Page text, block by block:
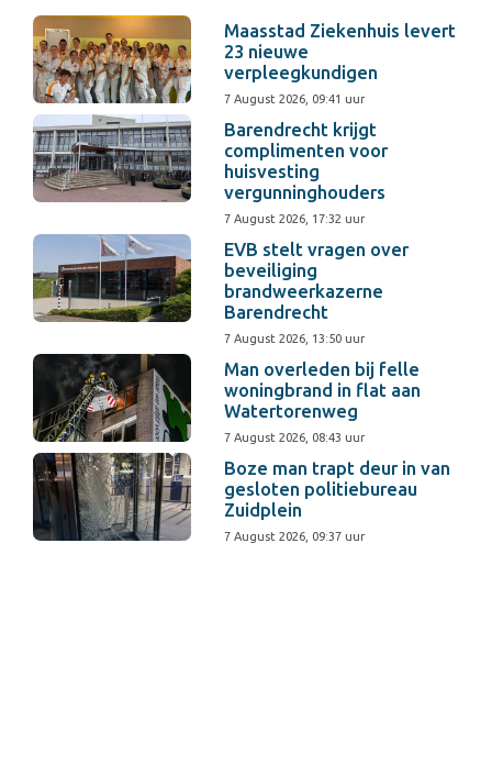
Maasstad Ziekenhuis levert
23 nieuwe
verpleegkundigen
7 August 2026, 09:41 uur
Barendrecht krijgt
complimenten voor
huisvesting
vergunninghouders
7 August 2026, 17:32 uur
EVB stelt vragen over
beveiliging
brandweerkazerne
Barendrecht
7 August 2026, 13:50 uur
Man overleden bij felle
woningbrand in flat aan
Watertorenweg
7 August 2026, 08:43 uur
Boze man trapt deur in van
gesloten politiebureau
Zuidplein
7 August 2026, 09:37 uur